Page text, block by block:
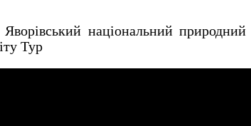
національний природний
Тур